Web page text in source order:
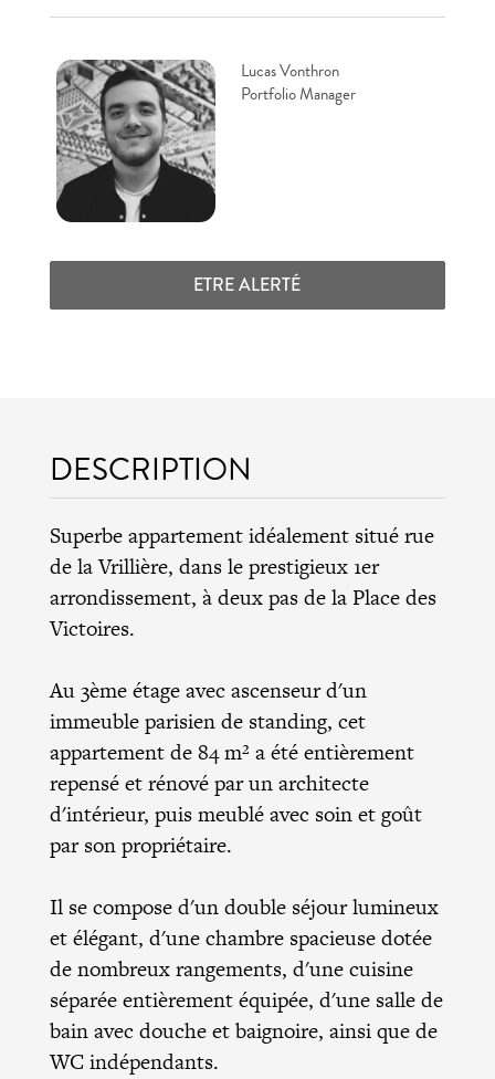
Lucas Vonthron
Portfolio Manager
ETRE ALERTÉ
DESCRIPTION
Superbe appartement idéalement situé rue
de la Vrillière, dans le prestigieux 1er
arrondissement, à deux pas de la Place des
Victoires.
Au 3ème étage avec ascenseur d'un
immeuble parisien de standing, cet
appartement de 84 m² a été entièrement
repensé et rénové par un architecte
d'intérieur, puis meublé avec soin et goût
par son propriétaire.
Il se compose d'un double séjour lumineux
et élégant, d'une chambre spacieuse dotée
de nombreux rangements, d'une cuisine
séparée entièrement équipée, d'une salle de
bain avec douche et baignoire, ainsi que de
WC indépendants.